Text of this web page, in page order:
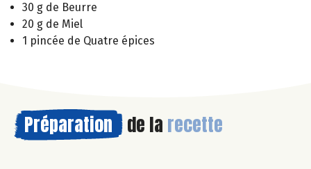
30 g de Beurre
20 g de Miel
1 pincée de Quatre épices
Préparation de la recette